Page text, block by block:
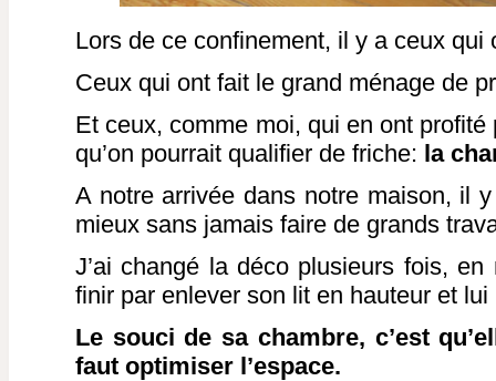
Lors de ce confinement, il y a ceux qui
Ceux qui ont fait le grand ménage de
Et ceux, comme moi, qui en ont profité
qu’on pourrait qualifier de friche: la
A notre arrivée dans notre maison, il
mieux sans jamais faire de grands
J’ai changé la déco plusieurs fois, en
finir par enlever son lit en hauteur et
Le souci de sa chambre, c’est
faut optimiser l’espace.